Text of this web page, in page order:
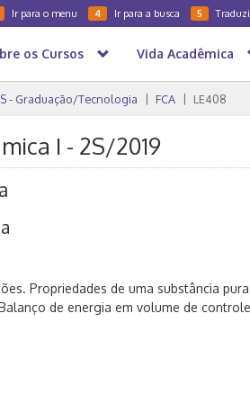
Ir para o menu 4 Ir para a busca 5
os Cursos Vida Acadêmica
- Graduação/Tecnologia FCA LE408
I - 2S/2019
Propriedades de uma substância
de energia em volume de